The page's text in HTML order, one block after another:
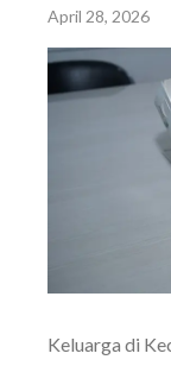
April 28, 2026
Keluarga di